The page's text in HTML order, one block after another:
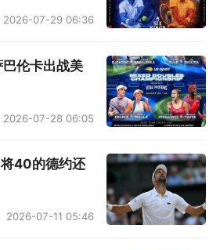
的意外受伤问题，德约表示
使用了一些消炎药，几局过后
说：“我一直努力保持自己的
破发，我想这是比赛的关键所
梅德维德夫的策略，德约说自
，“和丹尼尔比赛永远不会容
2026-07-29 06:36
伦卡出战美
2026-07-28 06:05
将40的德约还
2026-07-11 05:46